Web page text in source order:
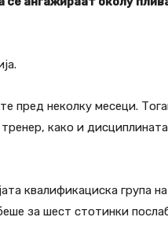
пред неколку месеци.
како и
квалификациска група
за шест стотинки